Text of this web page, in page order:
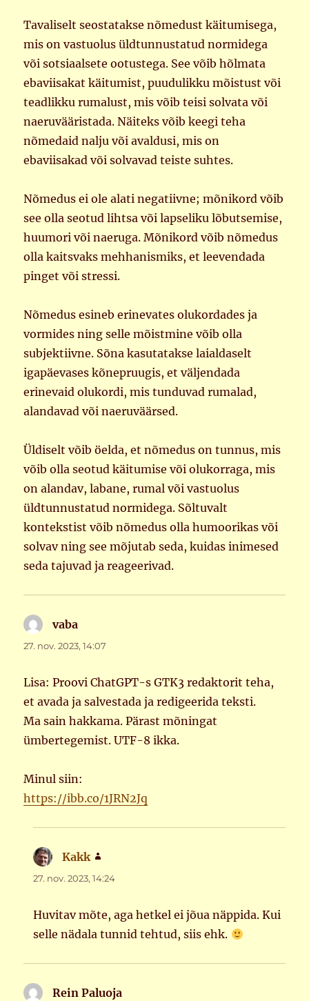
Tavaliselt seostatakse nõmedust käitumisega,
mis on vastuolus üldtunnustatud normidega
või sotsiaalsete ootustega. See võib hõlmata
ebaviisakat käitumist, puudulikku mõistust või
teadlikku rumalust, mis võib teisi solvata või
naeruvääristada. Näiteks võib keegi teha
nõmedaid nalju või avaldusi, mis on
ebaviisakad või solvavad teiste suhtes.
Nõmedus ei ole alati negatiivne; mõnikord võib
see olla seotud lihtsa või lapseliku lõbutsemise,
huumori või naeruga. Mõnikord võib nõmedus
olla kaitsvaks mehhanismiks, et leevendada
pinget või stressi.
Nõmedus esineb erinevates olukordades ja
vormides ning selle mõistmine võib olla
subjektiivne. Sõna kasutatakse laialdaselt
igapäevases kõnepruugis, et väljendada
erinevaid olukordi, mis tunduvad rumalad,
alandavad või naeruväärsed.
Üldiselt võib öelda, et nõmedus on tunnus, mis
võib olla seotud käitumise või olukorraga, mis
on alandav, labane, rumal või vastuolus
üldtunnustatud normidega. Sõltuvalt
kontekstist võib nõmedus olla humoorikas või
solvav ning see mõjutab seda, kuidas inimesed
seda tajuvad ja reageerivad.
vaba
27. nov. 2023, 14:07
Lisa: Proovi ChatGPT-s GTK3 redaktorit teha,
et avada ja salvestada ja redigeerida teksti.
Ma sain hakkama. Pärast mõningat
ümbertegemist. UTF-8 ikka.
Minul siin:
https://ibb.co/1JRN2Jq
Kakk
27. nov. 2023, 14:24
Huvitav mõte, aga hetkel ei jõua näppida. Kui
selle nädala tunnid tehtud, siis ehk.
Rein Paluoja